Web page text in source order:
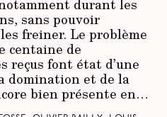
durant les
sans pouvoir
freiner. Le problème
centaine de
reçus font état d’une
domination et de la
bien présente en…